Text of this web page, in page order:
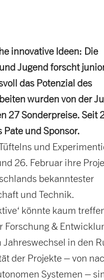
innovative Ideen: Die
Jugend forscht
das Potenzial des
wurden von der
27 Sonderpreise. Seit
Pate und Sponsor.
und
26. Februar ihre
bekanntester
und Technik.
könnte kaum
Forschung &
Jahreswechsel in den
der Projekte – von
Systemen –